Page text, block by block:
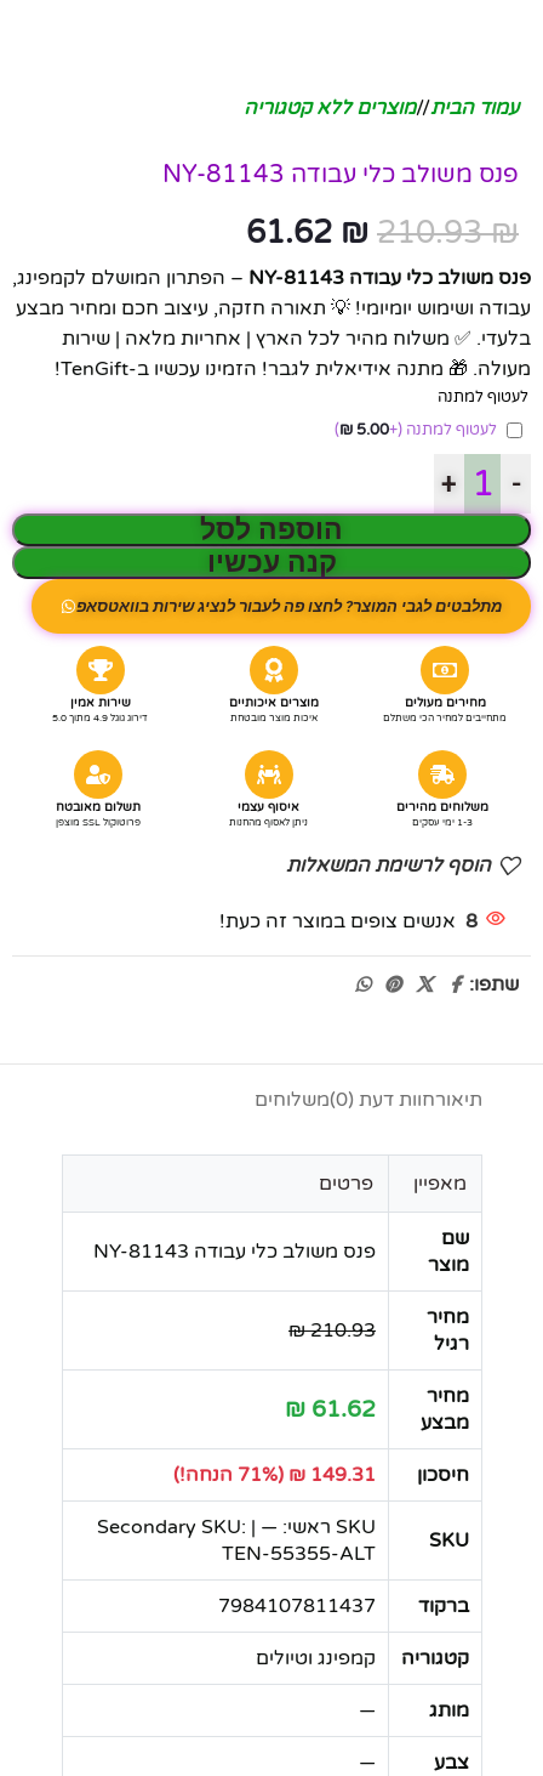
עמוד הבית/ מוצרים ללא קטגוריה
פנס משולב כלי עבודה NY-81143
210.93₪
61.62 ₪
פנס משולב כלי עבודה NY-81143
– הפתרון המושלם לקמפינג,
עבודה ושימוש יומיומי! 💡 תאורה חזקה, עיצוב חכם ומחיר מבצע
בלעדי. ✅ משלוח מהיר לכל הארץ | אחריות מלאה | שירות
מעולה. 🎁 מתנה אידיאלית לגבר! הזמינו עכשיו ב-TenGift!
לעטוף למתנה
לעטוף למתנה (+
5.00
₪
)
-
+
הוספה לסל
קנה עכשיו
מתלבטים לגבי המוצר? לחצו פה לעבור לנציג שירות בוואטסאפ
מחירים מעולים
מתחייבים למחיר הכי משתלם
מוצרים איכותיים
איכות מוצר מובטחת
שירות אמין
דירוג גוגל 4.9 מתוך 5.0
משלוחים מהירים
1-3 ימי עסקים
איסוף עצמי
ניתן לאסוף מהחנות
תשלום מאובטח
פרוטוקול SSL מוצפן
הוסף לרשימת המשאלות
8 אנשים צופים במוצר זה כעת!
שתפו:
תיאורחוות דעת (0) משלוחים
מאפיין פרטים
שם
מוצר
פנס משולב כלי עבודה NY-81143
מחיר
רגיל
210.93 ₪
מחיר
מבצע
61.62 ₪
חיסכון 149.31 ₪ (71% הנחה!)
SKU
SKU ראשי: — | Secondary SKU:
TEN-55355-ALT
ברקוד 7984107811437
קטגוריה קמפינג וטיולים
מותג —
צבע —